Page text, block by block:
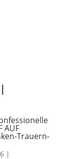
AUF
Trauern-
|